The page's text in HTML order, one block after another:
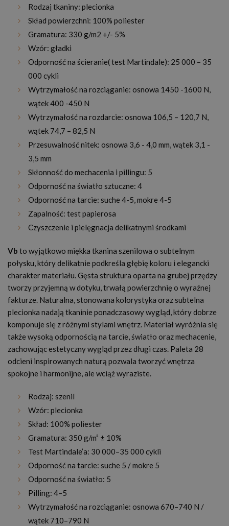
Rodzaj tkaniny: plecionka
Skład powierzchni: 100% poliester
Gramatura: 330 g/m2 +/- 5%
Wzór: gładki
Odporność na ścieranie( test Martindale): 25 000 – 35
000 cykli
Wytrzymałość na rozciąganie: osnowa 1450 -1600 N,
wątek 400 -450 N
Wytrzymałość na rozdarcie: osnowa 106,5 – 120,7 N,
wątek 74,7 – 82,5 N
Przesuwalność nitek: osnowa 3,6 - 4,0 mm, wątek 3,1 -
3,5 mm
Skłonność do mechacenia i pillingu: 5
Odporność na światło sztuczne: 4
Odporność na tarcie: suche 4-5, mokre 4-5
Zapalność: test papierosa
Czyszczenie i pielęgnacja delikatnymi środkami
Vb to wyjątkowo miękka tkanina szenilowa o subtelnym
połysku, który delikatnie podkreśla głębię koloru i elegancki
charakter materiału. Gęsta struktura oparta na grubej przędzy
tworzy przyjemną w dotyku, trwałą powierzchnię o wyraźnej
fakturze. Naturalna, stonowana kolorystyka oraz subtelna
plecionka nadają tkaninie ponadczasowy wygląd, który dobrze
komponuje się z różnymi stylami wnętrz. Materiał wyróżnia się
także wysoką odpornością na tarcie, światło oraz mechacenie,
zachowując estetyczny wygląd przez długi czas. Paleta 28
odcieni inspirowanych naturą pozwala tworzyć wnętrza
spokojne i harmonijne, ale wciąż wyraziste.
Rodzaj: szenil
Wzór: plecionka
Skład: 100% poliester
Gramatura: 350 g/m² ± 10%
Test Martindale’a: 30 000–35 000 cykli
Odporność na tarcie: suche 5 / mokre 5
Odporność na światło: 5
Pilling: 4–5
Wytrzymałość na rozciąganie: osnowa 670–740 N /
wątek 710–790 N